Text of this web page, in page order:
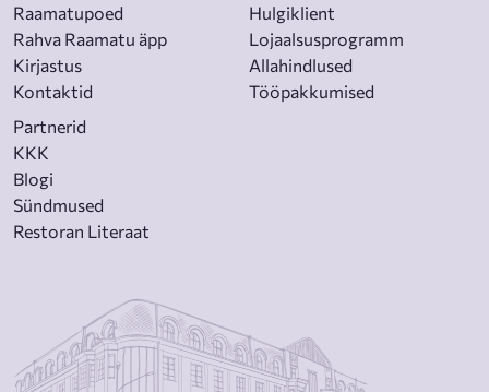
Raamatupoed
Rahva Raamatu äpp
Kirjastus
Kontaktid
Hulgiklient
Lojaalsusprogramm
Allahindlused
Tööpakkumised
Partnerid
KKK
Blogi
Sündmused
Restoran Literaat